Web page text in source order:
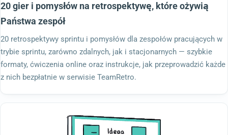
20 gier i pomysłów na retrospektywę, które ożywią
Państwa zespół
20 retrospektywy sprintu i pomysłów dla zespołów pracujących w
trybie sprintu, zarówno zdalnych, jak i stacjonarnych — szybkie
formaty, ćwiczenia online oraz instrukcje, jak przeprowadzić każde
z nich bezpłatnie w serwisie TeamRetro.